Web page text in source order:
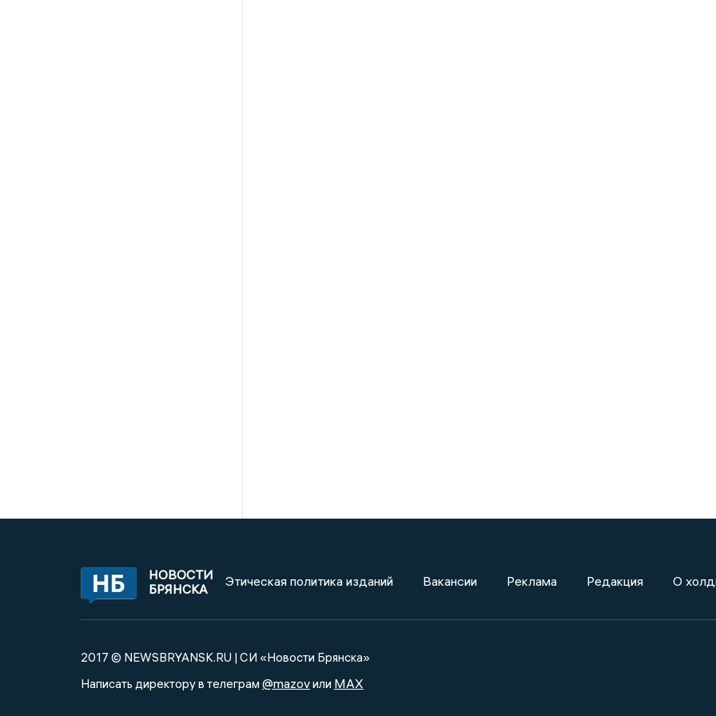
НОВОСТИ
БРЯНСКА
Этическая политика изданий Вакансии Реклама Редакция О
2017 © NEWSBRYANSK.RU | СИ «Новости Брянска»
Написать директору в телеграм @mazovили MAX